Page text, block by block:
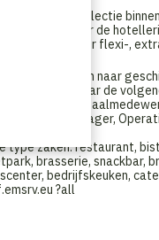
- werving en selectie
voor de
vacaturesite voor flexi-,
die op zoek zijn naar
richt zich naar de
Afwasser,
type zaken: restaurant,
brasserie, snackbar,
bedrijfskeuken,
?all